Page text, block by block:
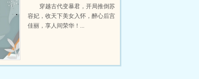
强昏君最新章节在线阅读
穿越古代变暴君，开局推倒苏
容妃，收天下美女入怀，醉心后宫
佳丽，享人间荣华！...